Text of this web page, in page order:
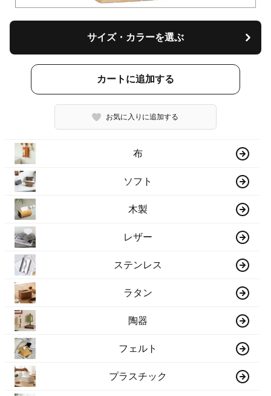
サイズ・カラーを選ぶ
カートに追加する
お気に入りに追加する
布
ソフト
木製
レザー
ステンレス
ラタン
陶器
フェルト
プラスチック